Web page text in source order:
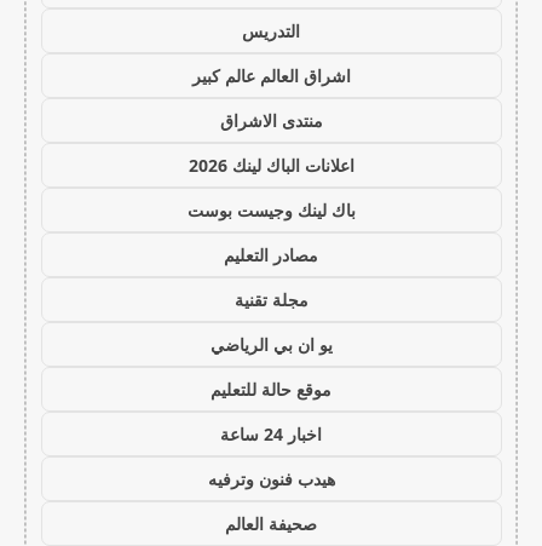
التدريس
اشراق العالم عالم كبير
منتدى الاشراق
اعلانات الباك لينك 2026
باك لينك وجيست بوست
مصادر التعليم
مجلة تقنية
يو ان بي الرياضي
موقع حالة للتعليم
اخبار 24 ساعة
هيدب فنون وترفيه
صحيفة العالم